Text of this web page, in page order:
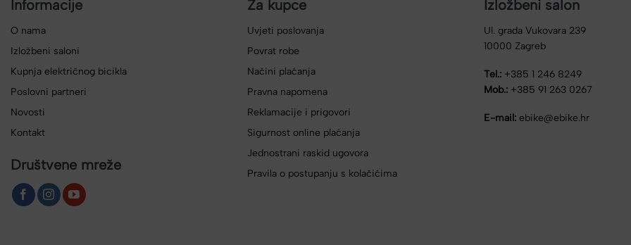
Informacije
O nama
Izložbeni saloni
Kupnja električnog bicikla
Poslovni partneri
Novosti
Kontakt
Društvene mreže
Za kupce
Uvjeti poslovanja
Povrat robe
Načini plaćanja
Pravna napomena
Reklamacije i prigovori
Sigurnost online plaćanja
Jednostrani raskid ugovora
Pravila o postupanju s kolačićima
Izložbeni salon
Ul. grada Vukovara 239
10000 Zagreb
Tel.: +385 1 246 8249
Mob.: +385 91 263 0267
E-mail: ebike@ebike.hr